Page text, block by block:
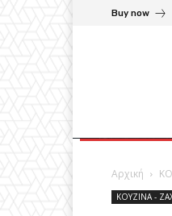
Buy now
Αρχική
ΚΟΥΖΙΝΑ -